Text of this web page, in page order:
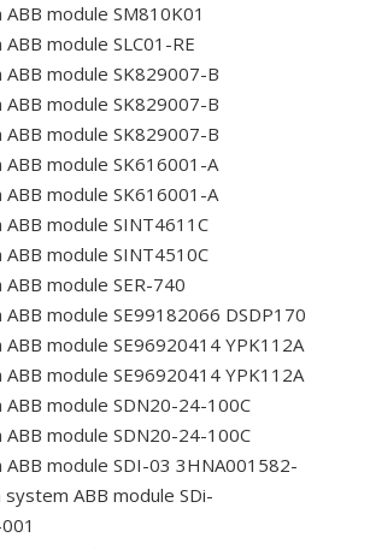
module SM810K01
module SLC01-RE
module SK829007-B
module SK829007-B
module SK829007-B
module SK616001-A
module SK616001-A
module SINT4611C
module SINT4510C
module SER-740
module SE99182066 DSDP170
module SE96920414 YPK112A
module SE96920414 YPK112A
module SDN20-24-100C
module SDN20-24-100C
module SDI-03 3HNA001582-
system ABB module SDi-